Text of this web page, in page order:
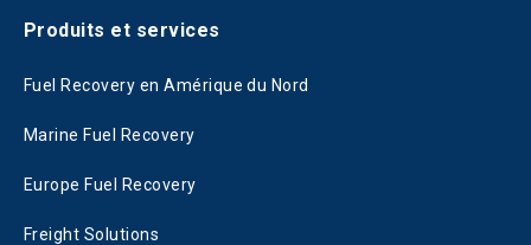
Produits et services
Fuel Recovery en Amérique du Nord
Marine Fuel Recovery
Europe Fuel Recovery
Freight Solutions